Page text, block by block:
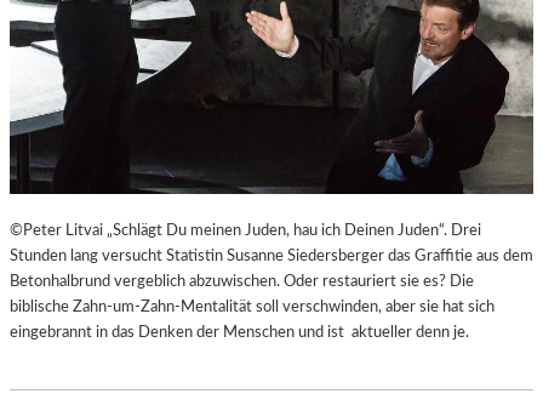
©Peter Litvai „Schlägt Du meinen Juden, hau ich Deinen Juden“. Drei
Stunden lang versucht Statistin Susanne Siedersberger das Graffitie aus dem
Betonhalbrund vergeblich abzuwischen. Oder restauriert sie es? Die
biblische Zahn-um-Zahn-Mentalität soll verschwinden, aber sie hat sich
eingebrannt in das Denken der Menschen und ist aktueller denn je.